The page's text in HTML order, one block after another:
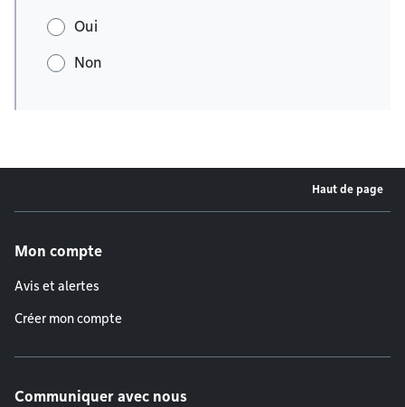
Oui
Non
Haut de page
Mon compte
Avis et alertes
Créer mon compte
Communiquer avec nous